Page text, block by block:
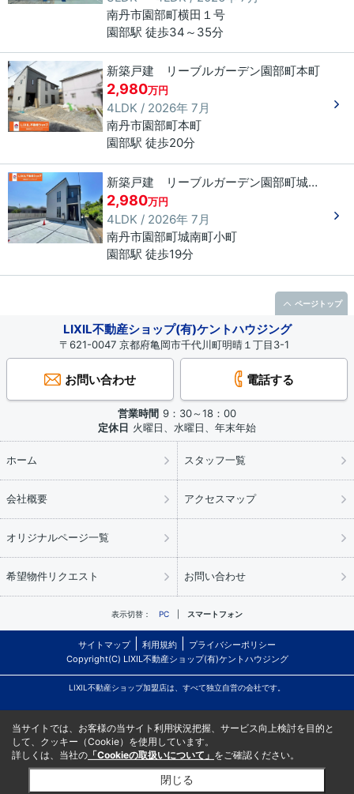
南丹市園部町横田 １号
園部駅 徒歩34～35分
新築戸建 リーブルガーデン園部町本町
2,980万円
4LDK / 2026年 7月
南丹市園部町本町
園部駅 徒歩20分
新築戸建 リーブルガーデン園部町城南町
2,980万円
4LDK / 2026年 7月
南丹市園部町城南町小町
園部駅 徒歩19分
LIXIL不動産ショップ(有)ケントハウジング
〒621-0047 京都府亀岡市千代川町明晴１丁目3-1
お問い合わせ 電話する
営業時間 9：30～18：00
定休日 火曜日、水曜日、年末年始
ホーム スタッフ一覧
会社概要 アクセスマップ
オリジナルページ一覧
希望物件リクエスト お問い合わせ
表示切替： PC スマートフォン
サイトマップ 利用規約
プライバシーポリシー
Copyright(C) LIXIL不動産ショップ(有)ケントハウジング
LIXIL不動産ショップ加盟店は、すべて独立自営の会社です。
ページトップ
当サイトでは、お客様の当サイト利用状況把握、サービス向上検討を目的と
して、クッキー（Cookie）を使用しています。
詳しくは、当社の 「Cookieの取扱いについて」 をご確認ください。
閉じる